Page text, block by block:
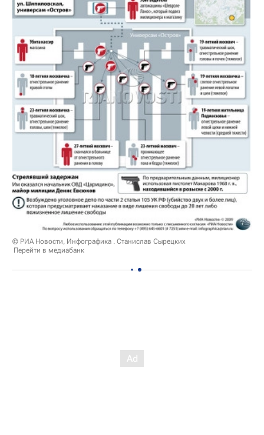
© РИА Новости, Инфографика . Станислав Сырецких
Перейти в медиабанк